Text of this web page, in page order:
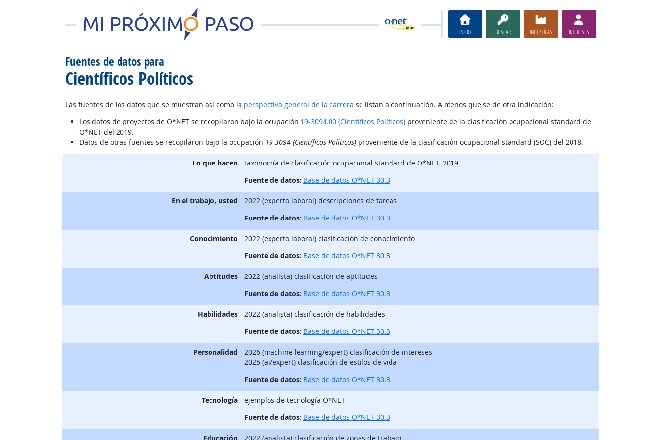
INICIO BUSCAR INDUSTRIAS INTERESES
Fuentes de datos para
Científicos Políticos
Las fuentes de los datos que se muestran así como la perspectiva general de la carrera se listan a continuación. A menos que se de otra indicación:
Los datos de proyectos de O*NET se recopilaron bajo la ocupación 19-3094.00 (Científicos Políticos)proveniente de la clasificación ocupacional standard de
O*NET del 2019.
Datos de otras fuentes se recopilaron bajo la ocupación 19-3094 (Científicos Políticos)proveniente de la clasificación ocupacional standard (SOC) del 2018.
Lo que hacen
taxonomía de clasificación ocupacional standard de O*NET, 2019
Fuente de datos: Base de datos O*NET 30.3
En el trabajo, usted
2022 (experto laboral) descripciones de tareas
Fuente de datos: Base de datos O*NET 30.3
Conocimiento
2022 (experto laboral) clasificación de conocimiento
Fuente de datos: Base de datos O*NET 30.3
Aptitudes
2022 (analista) clasificación de aptitudes
Fuente de datos: Base de datos O*NET 30.3
Habilidades
2022 (analista) clasificación de habilidades
Fuente de datos: Base de datos O*NET 30.3
Personalidad
2026 (machine learning/expert) clasificación de intereses
2025 (ai/expert) clasificación de estilos de vida
Fuente de datos: Base de datos O*NET 30.3
Tecnología
ejemplos de tecnología O*NET
Fuente de datos: Base de datos O*NET 30.3
Educación
2022 (analista) clasificación de zonas de trabajo